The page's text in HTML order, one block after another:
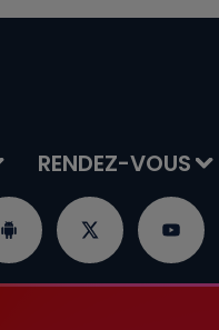
RENDEZ-VOUS